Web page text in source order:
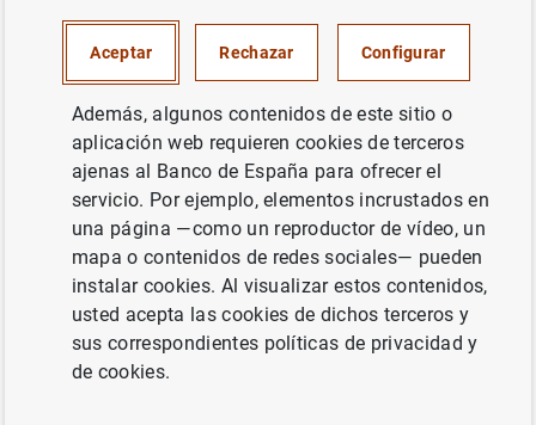
Madrid
El gobernador, José Luis Escrivá, realizará una
intervención especial en el XVI Encuentro Financiero,
organizado por KPMG y Expansión.
Información
Retransmisión en directo
Aceptar Rechazar Configurar
Además, algunos contenidos de este sitio o
aplicación web requieren cookies de terceros
ajenas al Banco de España para ofrecer el
servicio. Por ejemplo, elementos incrustados en
una página —como un reproductor de vídeo, un
mapa o contenidos de redes sociales— pueden
instalar cookies. Al visualizar estos contenidos,
usted acepta las cookies de dichos terceros y
sus correspondientes políticas de privacidad y
de cookies.